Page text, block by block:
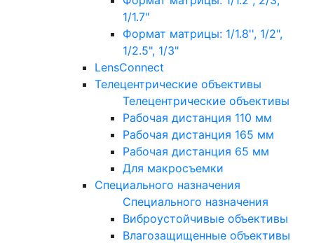
1/1.7"
Формат матрицы: 1/1.8'', 1/2",
1/2.5", 1/3"
LensConnect
Телецентрические объективы
Телецентрические объективы
Рабочая дистанция 110 мм
Рабочая дистанция 165 мм
Рабочая дистанция 65 мм
Для макросъемки
Специального назначения
Специального назначения
Виброустойчивые объективы
Влагозащищенные объективы